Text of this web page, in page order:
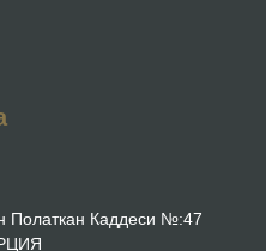
Полаткан Каддеси №:47